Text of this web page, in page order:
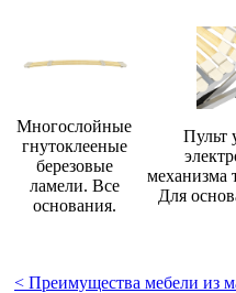
Многослойные
гнутоклееные
березовые
ламели. Все
основания.
Пульт
механизма
Для
< Преимущества мебели из